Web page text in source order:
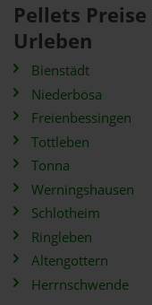
Pellets
Urleben
Bienstädt
Niederbösa
Freienbessingen
Tottleben
Tonna
Werningshausen
Schlotheim
Ringleben
Altengottern
Herrnschwende